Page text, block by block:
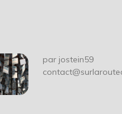
par jostein59